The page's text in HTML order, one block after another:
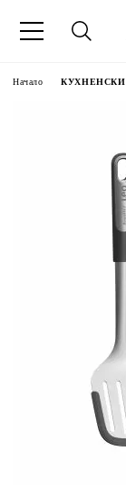
Начало